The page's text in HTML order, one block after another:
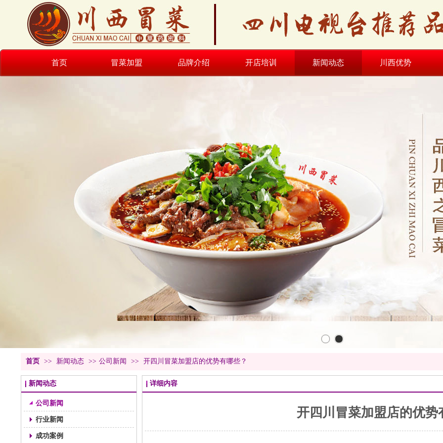
首页 冒菜加盟 品牌介绍 开店培训 新闻动态 川西优势
首页 >> 新闻动态 >> 公司新闻 >> 开四川冒菜加盟店的优势有哪些？
新闻动态
公司新闻
行业新闻
成功案例
详细内容
开四川冒菜加盟店的优势